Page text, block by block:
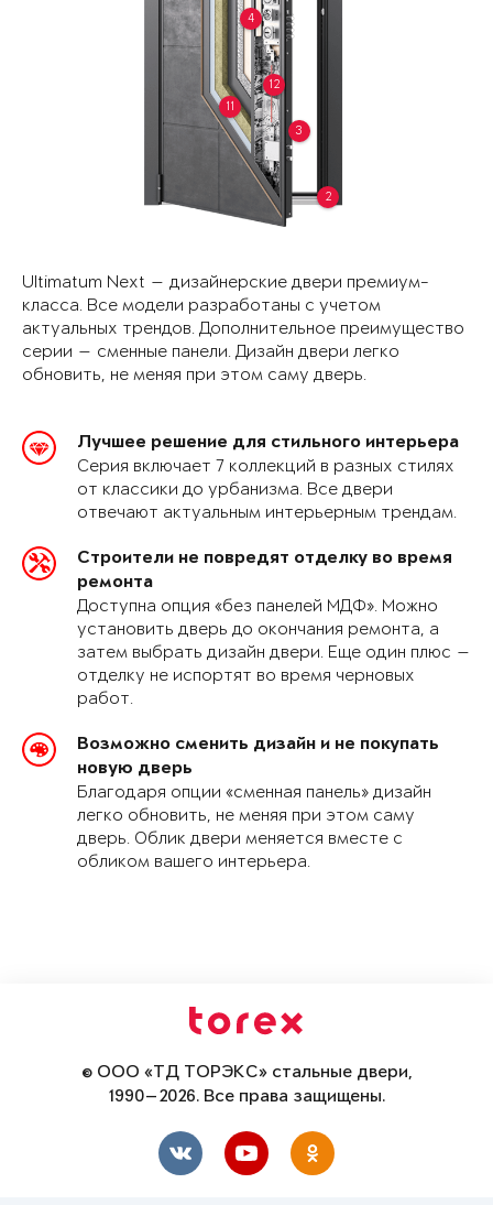
2
3
4
11
12
Ultimatum Next — дизайнерские двери премиум-
класса. Все модели разработаны с учетом
актуальных трендов. Дополнительное преимущество
серии — сменные панели. Дизайн двери легко
обновить, не меняя при этом саму дверь.
Лучшее решение для стильного интерьера
Серия включает 7 коллекций в разных стилях
от классики до урбанизма. Все двери
отвечают актуальным интерьерным трендам.
Строители не повредят отделку во время
ремонта
Доступна опция «без панелей МДФ». Можно
установить дверь до окончания ремонта, а
затем выбрать дизайн двери. Еще один плюс —
отделку не испортят во время черновых
работ.
Возможно сменить дизайн и не покупать
новую дверь
Благодаря опции «сменная панель» дизайн
легко обновить, не меняя при этом саму
дверь. Облик двери меняется вместе с
обликом вашего интерьера.
© ООО «ТД ТОРЭКС» стальные двери,
1990—2026. Все права защищены.